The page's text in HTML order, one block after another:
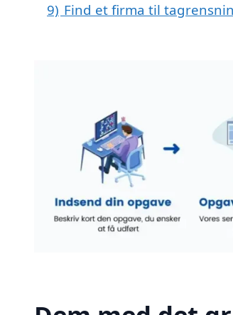
9) Find et firma til